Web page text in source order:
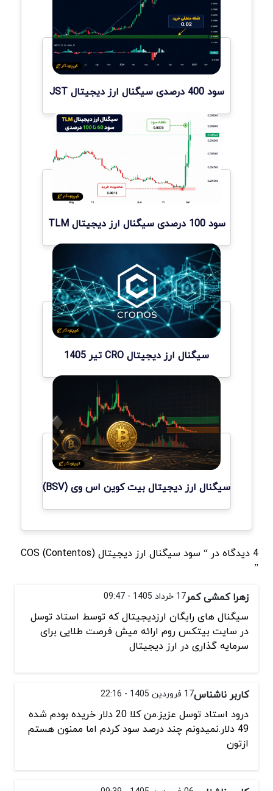
سود 400 درصدی سیگنال ارز دیجیتال JST
سود 100 درصدی سیگنال ارز دیجیتال TLM
سیگنال ارز دیجیتال CRO تیر 1405
سیگنال ارز دیجیتال بیت کوین اس وی (BSV)
4 دیدگاه در “ سود سیگنال ارز دیجیتال COS (Contentos)
”
زهرا کمشی کمر17 خرداد 1405 - 09:47
سیگنال های رایگان ارزدیجیتال که توسط استاد توسل
در سایت بیتکس روم ارائه میش فرصت طلایی برای
سرمایه گذاری در ارز دیجیتال
کاربر ناشناس17 فروردین 1405 - 22:16
درود استاد توسل عزیز.من کلا 20 دلار خریده بودم شده
49 دلار.نمیدونم چند درصد سود کردم اما ممنون هستم
ازتون